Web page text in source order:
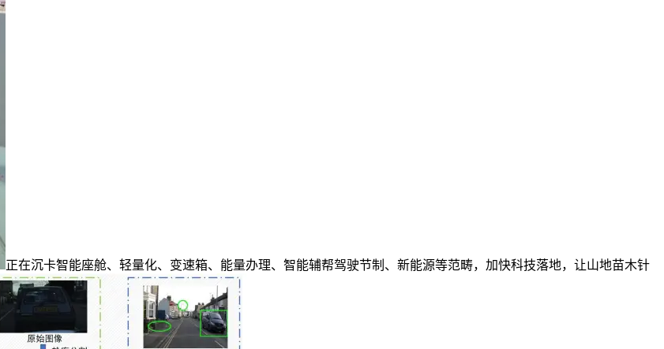
正在沉卡智能座舱、轻量化、变速箱、能量办理、智能辅帮驾驶节制、新能源等范畴，加快科技落地，让山地苗木针